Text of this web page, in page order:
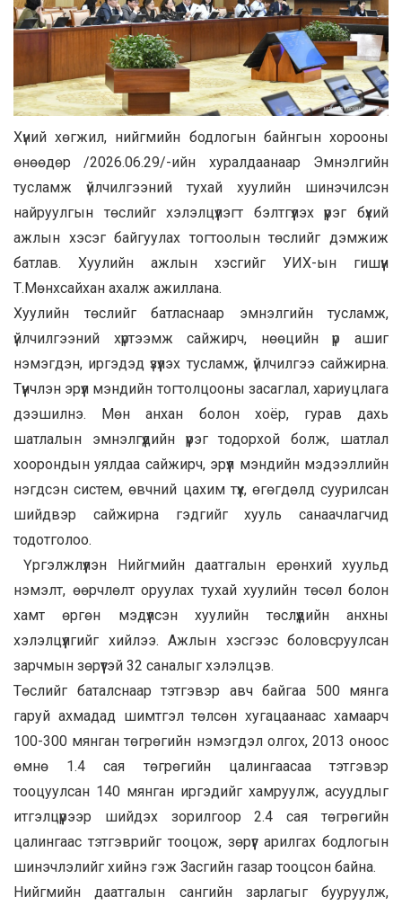
Хүний хөгжил, нийгмийн бодлогын байнгын хорооны
өнөөдөр /2026.06.29/-ийн хуралдаанаар Эмнэлгийн
тусламж үйлчилгээний тухай хуулийн шинэчилсэн
найруулгын төслийг хэлэлцүүлэгт бэлтгүүлэх үүрэг бүхий
ажлын хэсэг байгуулах тогтоолын төслийг дэмжиж
батлав. Хуулийн ажлын хэсгийг УИХ-ын гишүүн
Т.Мөнхсайхан ахалж ажиллана.
Хуулийн төслийг батласнаар эмнэлгийн тусламж,
үйлчилгээний хүртээмж сайжирч, нөөцийн үр ашиг
нэмэгдэн, иргэдэд үзүүлэх тусламж, үйлчилгээ сайжирна.
Түүнчлэн эрүүл мэндийн тогтолцооны засаглал, хариуцлага
дээшилнэ. Мөн анхан болон хоёр, гурав дахь
шатлалын эмнэлгүүдийн үүрэг тодорхой болж, шатлал
хоорондын уялдаа сайжирч, эрүүл мэндийн мэдээллийн
нэгдсэн систем, өвчний цахим түүх, өгөгдөлд суурилсан
шийдвэр сайжирна гэдгийг хууль санаачлагчид
тодотголоо.
Үргэлжлүүлэн Нийгмийн даатгалын ерөнхий хуульд
нэмэлт, өөрчлөлт оруулах тухай хуулийн төсөл болон
хамт өргөн мэдүүлсэн хуулийн төслүүдийн анхны
хэлэлцүүлгийг хийлээ. Ажлын хэсгээс боловсруулсан
зарчмын зөрүүтэй 32 саналыг хэлэлцэв.
Төслийг баталснаар тэтгэвэр авч байгаа 500 мянга
гаруй ахмадад шимтгэл төлсөн хугацаанаас хамаарч
100-300 мянган төгрөгийн нэмэгдэл олгох, 2013 оноос
өмнө 1.4 сая төгрөгийн цалингаасаа тэтгэвэр
тооцуулсан 140 мянган иргэдийг хамруулж, асуудлыг
итгэлцүүрээр шийдэх зорилгоор 2.4 сая төгрөгийн
цалингаас тэтгэврийг тооцож, зөрүүг арилгах бодлогын
шинэчлэлийг хийнэ гэж Засгийн газар тооцсон байна.
Нийгмийн даатгалын сангийн зарлагыг бууруулж,